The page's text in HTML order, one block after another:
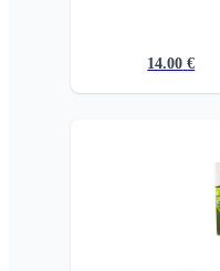
14.00 €